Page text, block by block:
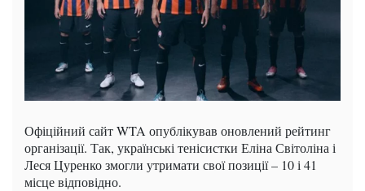
Офіційний сайт WTA опублікував оновлений рейтинг
організації. Так, українські тенісистки Еліна Світоліна і
Леся Цуренко змогли утримати свої позиції – 10 і 41
місце відповідно.